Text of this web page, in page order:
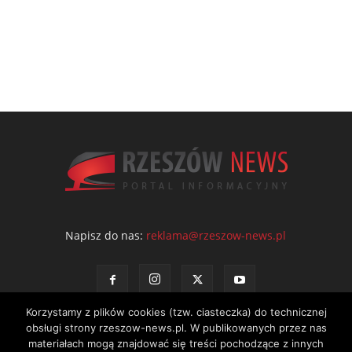
Napisz do nas: reklama@rzeszow-news.pl
Korzystamy z plików cookies (tzw. ciasteczka) do technicznej
obsługi strony rzeszow-news.pl. W publikowanych przez nas
materiałach mogą znajdować się treści pochodzące z innych